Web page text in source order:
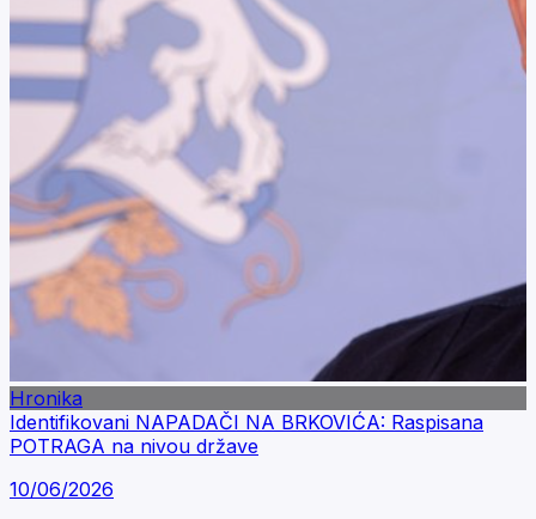
Hronika
Identifikovani NAPADAČI NA BRKOVIĆA: Raspisana
POTRAGA na nivou države
10/06/2026